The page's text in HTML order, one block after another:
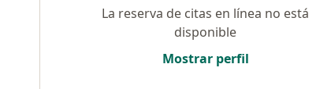
La reserva de citas en línea no está
disponible
Mostrar perfil